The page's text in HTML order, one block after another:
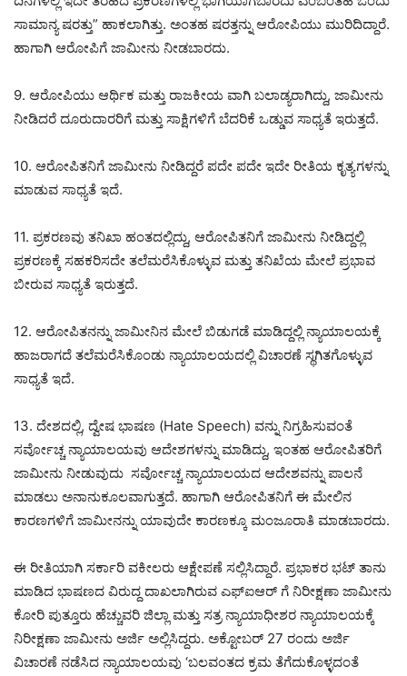
ಸಾಮಾನ್ಯ ಷರತ್ತು” ಹಾಕಲಾಗಿತ್ತು. ಅಂತಹ ಷರತ್ತನ್ನು ಆರೋಪಿಯು ಮುರಿದಿದ್ದಾರೆ.
ಹಾಗಾಗಿ ಆರೋಪಿಗೆ ಜಾಮೀನು ನೀಡಬಾರದು.
9. ಆರೋಪಿಯು ಆರ್ಥಿಕ ಮತ್ತು ರಾಜಕೀಯ ವಾಗಿ ಬಲಾಡ್ಯರಾಗಿದ್ದು, ಜಾಮೀನು
ನೀಡಿದರೆ ದೂರುದಾರರಿಗೆ ಮತ್ತು ಸಾಕ್ಷಿಗಳಿಗೆ ಬೆದರಿಕೆ ಒಡ್ಡುವ ಸಾಧ್ಯತೆ ಇರುತ್ತದೆ.
10. ಆರೋಪಿತನಿಗೆ ಜಾಮೀನು ನೀಡಿದ್ದರೆ ಪದೇ ಪದೇ ಇದೇ ರೀತಿಯ ಕೃತ್ಯಗಳನ್ನು
ಮಾಡುವ ಸಾಧ್ಯತೆ ಇದೆ.
11. ಪ್ರಕರಣವು ತನಿಖಾ ಹಂತದಲ್ಲಿದ್ದು, ಆರೋಪಿತನಿಗೆ ಜಾಮೀನು ನೀಡಿದ್ದಲ್ಲಿ
ಪ್ರಕರಣಕ್ಕೆ ಸಹಕರಿಸದೇ ತಲೆಮರೆಸಿಕೊಳ್ಳುವ ಮತ್ತು ತನಿಖೆಯ ಮೇಲೆ ಪ್ರಭಾವ
ಬೀರುವ ಸಾಧ್ಯತೆ ಇರುತ್ತದೆ.
12. ಆರೋಪಿತನನ್ನು ಜಾಮೀನಿನ ಮೇಲೆ ಬಿಡುಗಡೆ ಮಾಡಿದ್ದಲ್ಲಿ ನ್ಯಾಯಾಲಯಕ್ಕೆ
ಹಾಜರಾಗದೆ ತಲೆಮರೆಸಿಕೊಂಡು ನ್ಯಾಯಾಲಯದಲ್ಲಿ ವಿಚಾರಣೆ ಸ್ಥಗಿತಗೊಳ್ಳುವ
ಸಾಧ್ಯತೆ ಇದೆ.
13. ದೇಶದಲ್ಲಿ, ದ್ವೇಷ ಭಾಷಣ (Hate Speech) ವನ್ನು ನಿಗ್ರಹಿಸುವಂತೆ
ಸರ್ವೋಚ್ಚ ನ್ಯಾಯಾಲಯವು ಆದೇಶಗಳನ್ನು ಮಾಡಿದ್ದು, ಇಂತಹ ಆರೋಪಿತರಿಗೆ
ಜಾಮೀನು ನೀಡುವುದು ಸರ್ವೋಚ್ಚ ನ್ಯಾಯಾಲಯದ ಆದೇಶವನ್ನು ಪಾಲನೆ
ಮಾಡಲು ಅನಾನುಕೂಲವಾಗುತ್ತದೆ. ಹಾಗಾಗಿ ಆರೋಪಿತನಿಗೆ ಈ ಮೇಲಿನ
ಕಾರಣಗಳಿಗೆ ಜಾಮೀನನ್ನು ಯಾವುದೇ ಕಾರಣಕ್ಕೂ ಮಂಜೂರಾತಿ ಮಾಡಬಾರದು.
ಈ ರೀತಿಯಾಗಿ ಸರ್ಕಾರಿ ವಕೀಲರು ಆಕ್ಷೇಪಣೆ ಸಲ್ಲಿಸಿದ್ದಾರೆ. ಪ್ರಭಾಕರ ಭಟ್ ತಾನು
ಮಾಡಿದ ಭಾಷಣದ ವಿರುದ್ದ ದಾಖಲಾಗಿರುವ ಎಫ್ಐಆರ್ ಗೆ ನಿರೀಕ್ಷಣಾ ಜಾಮೀನು
ಕೋರಿ ಪುತ್ತೂರು ಹೆಚ್ಚುವರಿ ಜಿಲ್ಲಾ ಮತ್ತು ಸತ್ರ ನ್ಯಾಯಾಧೀಶರ ನ್ಯಾಯಾಲಯಕ್ಕೆ
ನಿರೀಕ್ಷಣಾ ಜಾಮೀನು ಅರ್ಜಿ ಅಲ್ಲಿಸಿದ್ದರು. ಅಕ್ಟೋಬರ್ 27 ರಂದು ಅರ್ಜಿ
ವಿಚಾರಣೆ ನಡೆಸಿದ ನ್ಯಾಯಾಲಯವು ‘ಬಲವಂತದ ಕ್ರಮ ತೆಗೆದುಕೊಳ್ಳದಂತೆ